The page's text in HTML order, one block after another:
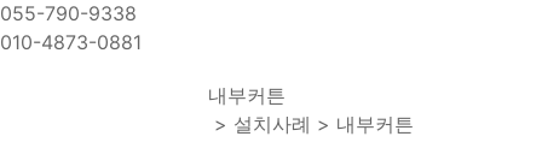
055-790-9338
010-4873-0881
내부커튼
> 설치사례 > 내부커튼